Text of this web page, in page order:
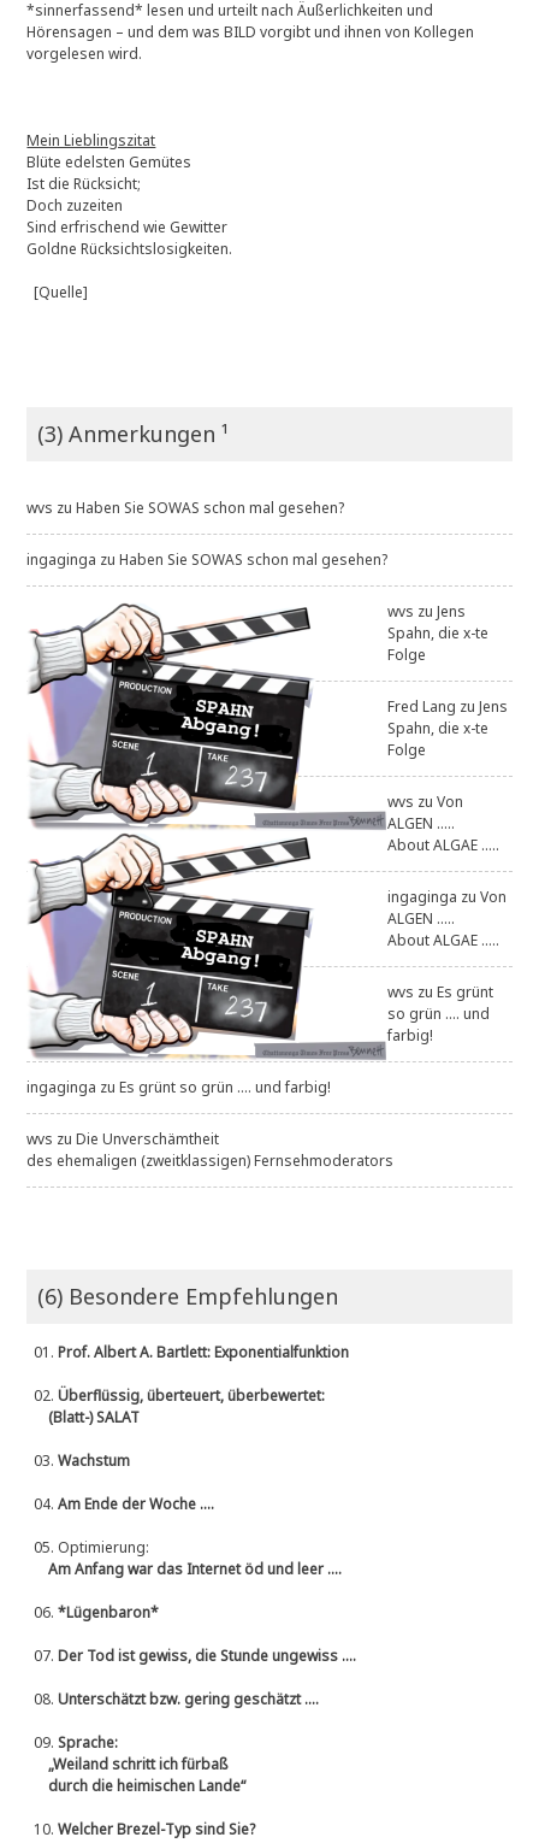
*sinnerfassend* lesen und urteilt nach Äußerlichkeiten und
Hörensagen – und dem was BILD vorgibt und ihnen von Kollegen
vorgelesen wird.
Mein Lieblingszitat
Blüte edelsten Gemütes
Ist die Rücksicht;
Doch zuzeiten
Sind erfrischend wie Gewitter
Goldne Rücksichtslosigkeiten.
[Quelle]
(3) Anmerkungen ¹
wvs zuHaben Sie SOWAS schon mal gesehen?
ingaginga zuHaben Sie SOWAS schon mal gesehen?
wvs zuJens
Spahn, die x-te
Folge
Fred Lang zuJens
Spahn, die x-te
Folge
wvs zuVon
ALGEN .....
About ALGAE .....
ingaginga zuVon
ALGEN .....
About ALGAE .....
wvs zuEs grünt
so grün .... und
farbig!
ingaginga zuEs grünt so grün .... und farbig!
wvs zuDie Unverschämtheit
des ehemaligen (zweitklassigen) Fernsehmoderators
(6) Besondere Empfehlungen
01.Prof. Albert A. Bartlett: Exponentialfunktion
02.Überflüssig, überteuert, überbewertet:
(Blatt-) SALAT
03.Wachstum
04.Am Ende der Woche ....
05. Optimierung:
Am Anfang war das Internet öd und leer ....
06.*Lügenbaron*
07.Der Tod ist gewiss, die Stunde ungewiss ....
08.Unterschätzt bzw. gering geschätzt ....
09.Sprache:
„Weiland schritt ich fürbaß
durch die heimischen Lande“
10.Welcher Brezel-Typ sind Sie?